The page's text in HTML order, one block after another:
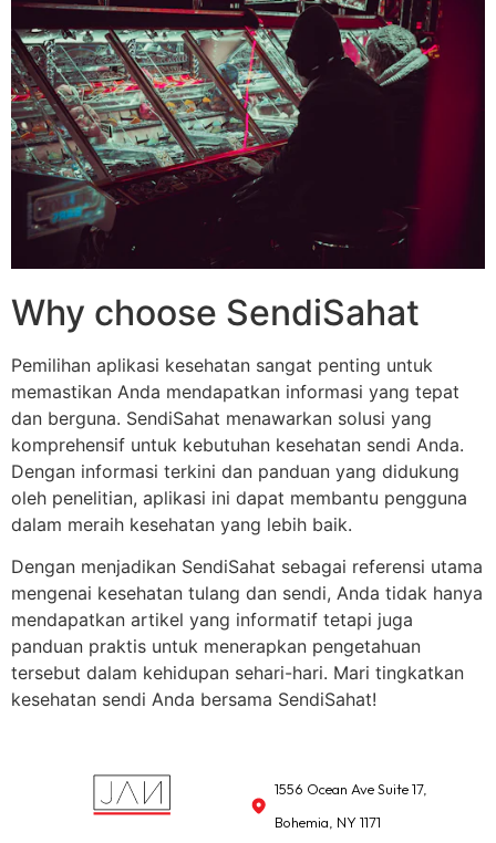
Why choose SendiSahat
Pemilihan aplikasi kesehatan sangat penting untuk
memastikan Anda mendapatkan informasi yang tepat
dan berguna. SendiSahat menawarkan solusi yang
komprehensif untuk kebutuhan kesehatan sendi Anda.
Dengan informasi terkini dan panduan yang didukung
oleh penelitian, aplikasi ini dapat membantu pengguna
dalam meraih kesehatan yang lebih baik.
Dengan menjadikan SendiSahat sebagai referensi utama
mengenai kesehatan tulang dan sendi, Anda tidak hanya
mendapatkan artikel yang informatif tetapi juga
panduan praktis untuk menerapkan pengetahuan
tersebut dalam kehidupan sehari-hari. Mari tingkatkan
kesehatan sendi Anda bersama SendiSahat!
1556 Ocean Ave Suite 17,
Bohemia, NY 1171